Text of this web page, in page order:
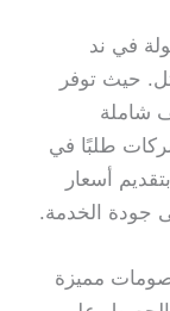
في ند
حيث توفر
شاملة
طلبًا في
أسعار
جودة الخدمة.
مميزة